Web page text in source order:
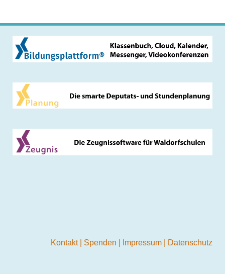
Kontakt Spenden Impressum Datenschutz